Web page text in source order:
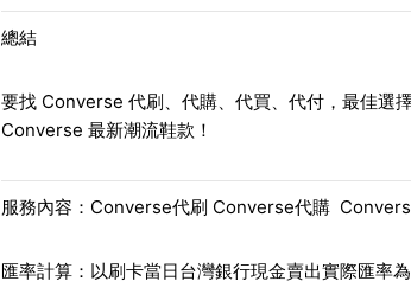
總結
要找 Converse 代刷、代購、代買、代付，最佳選
Converse 最新潮流鞋款！
服務內容：Converse代刷 Converse代購
匯率計算：以刷卡當日台灣銀行現金賣出實際匯率為